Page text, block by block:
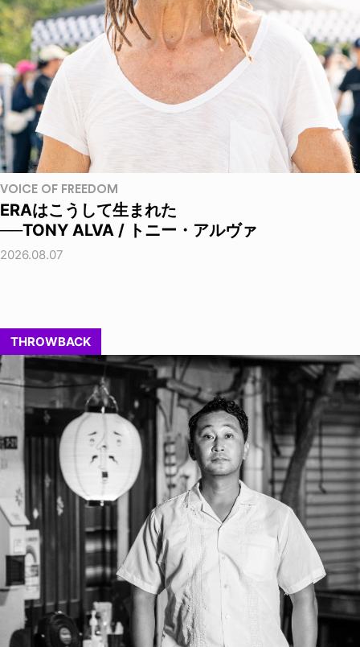
VOICE OF FREEDOM
ERAはこうして生まれた
──TONY ALVA / トニー・アルヴァ
2026.08.07
THROWBACK